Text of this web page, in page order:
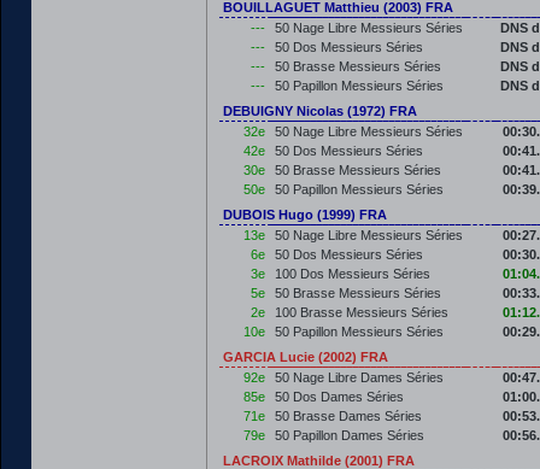
BOUILLAGUET Matthieu (2003) FRA
---
50 Nage Libre Messieurs Séries
DNS
---
50 Dos Messieurs Séries
DNS
---
50 Brasse Messieurs Séries
DNS
---
50 Papillon Messieurs Séries
DNS
DEBUIGNY Nicolas (1972) FRA
32e
50 Nage Libre Messieurs Séries
42e
50 Dos Messieurs Séries
30e
50 Brasse Messieurs Séries
50e
50 Papillon Messieurs Séries
DUBOIS Hugo (1999) FRA
13e
50 Nage Libre Messieurs Séries
6e
50 Dos Messieurs Séries
3e
100 Dos Messieurs Séries
5e
50 Brasse Messieurs Séries
2e
100 Brasse Messieurs Séries
10e
50 Papillon Messieurs Séries
GARCIA Lucie (2002) FRA
92e
50 Nage Libre Dames Séries
85e
50 Dos Dames Séries
71e
50 Brasse Dames Séries
79e
50 Papillon Dames Séries
LACROIX Mathilde (2001) FRA